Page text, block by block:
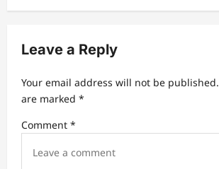
v
g
a
t
i
Leave a Reply
Your email address will not be published.
are marked *
Comment *